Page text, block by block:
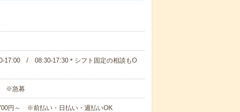
17:00 / 08:30-17:30＊シフト固定の相談もO
※急募
円～ ※前払い・日払い・週払いOK